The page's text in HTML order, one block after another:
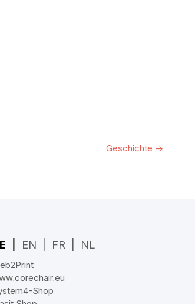
Geschichte →
EN FR NL
Shop